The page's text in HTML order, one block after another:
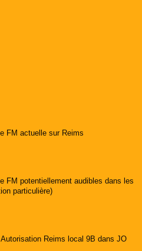
FM actuelle sur Reims
FM potentiellement audibles dans les
particulière)
Reims local 9B dans JO